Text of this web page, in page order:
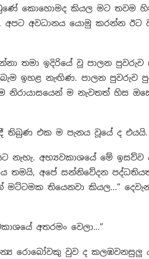
කොහොමද කියල මට තවම
අපට අවධානය යොමු කරන්න
තමා ඉදිරියේ වූ පාලන පුවරුව
ඉහළ නැඟිණ. පාලන පුවරුව
ම නැවතත් හිස
තිබුණ එක ම පැනය වූයේ ද එයයි.
නැහැ. අභ්‍යවකාශයේ මේ
තමයි, අපේ සන්නිවේදන
මට්ටමක තියෙනවා කියල…”
අතරමං වෙලා…”
රොබෝවකු වුව ද කලඹවනසුලු